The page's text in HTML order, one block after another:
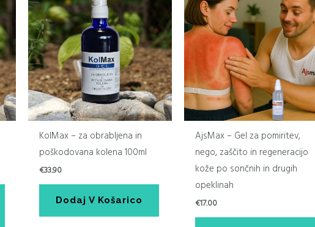
ima
več
različic.
Možnosti
lahko
izberete
na
KolMax – za obrabljena in
poškodovana kolena 100ml
€33.90
Dodaj V Košarico
AjsMax – Gel za pomiritev,
nego, zaščito in regeneracijo
kože po sončnih in drugih
opeklinah
€17.00